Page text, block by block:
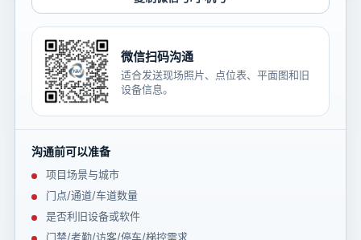
微信扫码沟通
适合发送现场照片、点位表、平面图和旧
设备信息。
沟通前可以准备
项目场景与城市
门点/通道/车道数量
是否利旧设备或软件
门禁/考勤/访客/停车/梯控需求